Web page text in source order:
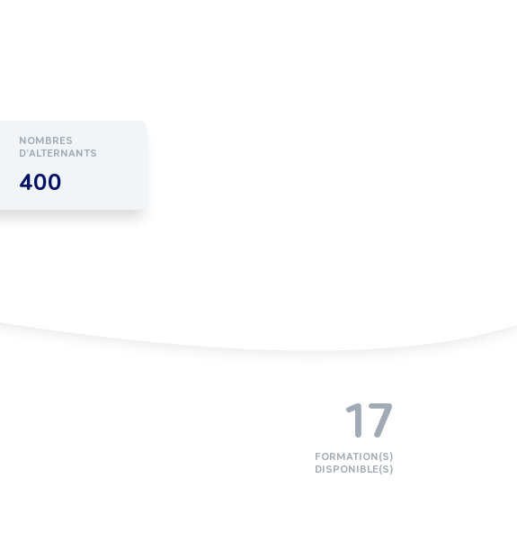
NOMBRES
D’ALTERNANTS
400
17
FORMATION(S)
DISPONIBLE(S)